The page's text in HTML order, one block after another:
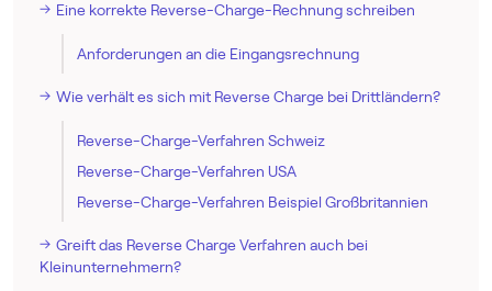
Eine korrekte Reverse-Charge-Rechnung schreiben
Anforderungen an die Eingangsrechnung
Wie verhält es sich mit Reverse Charge bei Drittländern?
Reverse-Charge-Verfahren Schweiz
Reverse-Charge-Verfahren USA
Reverse-Charge-Verfahren Beispiel Großbritannien
Greift das Reverse Charge Verfahren auch bei
Kleinunternehmern?